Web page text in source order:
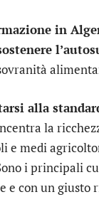
in
alla
la
e medi
i principali
con un giusto